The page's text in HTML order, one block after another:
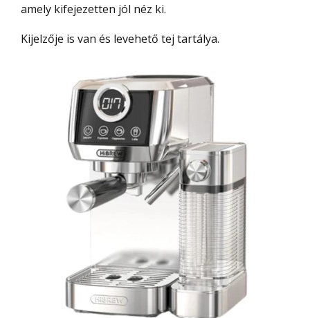
amely kifejezetten jól néz ki.
Kijelzője is van és levehető tej tartálya.